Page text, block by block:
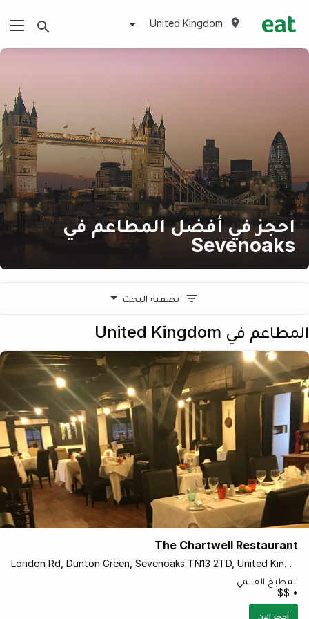
United Kingdom
احجز في أفضل المطاعم في
Sevenoaks
تصفية البحث
المطاعم في United Kingdom
The Chartwell Restaurant
London Rd, Dunton Green, Sevenoaks TN13 2TD, United Kingdom
المطبخ العالمي
• $$
أحجز الان